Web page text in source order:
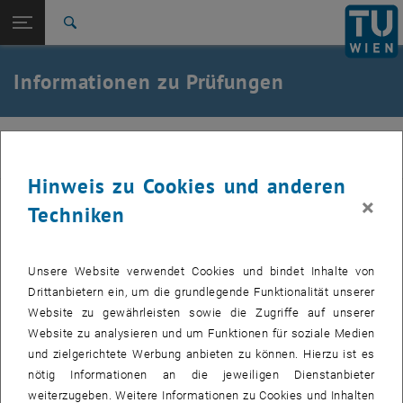
TU Login
Quicklinks
Quicklinks-Menü umschalten
Studium
Karriere
Zur 1. Menü Ebene
E370-01-Forschungsbereich Energiesysteme und Netze
Prüfungen
Informationen zu Prüfungen
Prüfungen
Energiesysteme, öffnet eine externe URL in einem neuen Fenster
,Kraftwerke, öffnet eine externe URL in einem neuen
undEnergieübertragung und -verteilung
, öffnet eine externe URL in einem neuen Fenster
sind bitte an unserPrüfungsteamzu richten.
Taschenrechner
Um Studierenden bei schriftlichen Prüfungen die Verwendung ihrer
gewohnten Geräte zu ermöglichen, wird eine Whitelist für
Hinweis zu Cookies und anderen
Techniken
×
Unsere Website verwendet Cookies und bindet Inhalte von
Drittanbietern ein, um die grundlegende Funktionalität unserer
Website zu gewährleisten sowie die Zugriffe auf unserer
Website zu analysieren und um Funktionen für soziale Medien
und zielgerichtete Werbung anbieten zu können. Hierzu ist es
nötig Informationen an die jeweiligen Dienstanbieter
weiterzugeben. Weitere Informationen zu Cookies und Inhalten